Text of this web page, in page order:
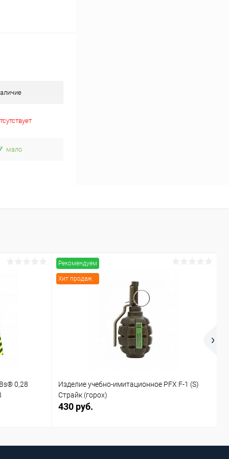
мало
0,28
Рекомендуем
Хит продаж
Изделие учебно-имитационное PFX F-1 (S)
Страйк (горох)
430 руб.